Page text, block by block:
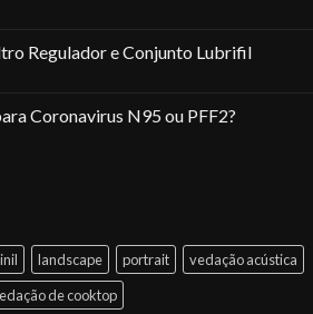
Regulador e Conjunto Lubrifil
Coronavirus N95 ou PFF2?
landscape portrait
vedação acústica
de cooktop